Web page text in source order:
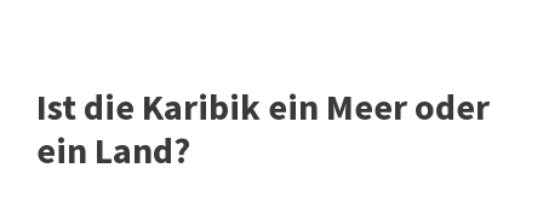
Ist die Karibik ein Meer oder
ein Land?